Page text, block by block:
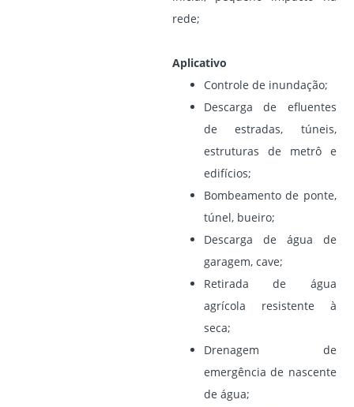
rede;
Aplicativo
Controle de inundação;
Descarga de efluentes
de estradas, túneis,
estruturas de metrô e
edifícios;
Bombeamento de ponte,
túnel, bueiro;
Descarga de água de
garagem, cave;
Retirada de água
agrícola resistente à
seca;
Drenagem de
emergência de nascente
de água;